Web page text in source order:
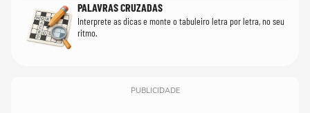
PALAVRAS CRUZADAS
Interprete as dicas e monte o tabuleiro letra por letra, no seu
ritmo.
PUBLICIDADE